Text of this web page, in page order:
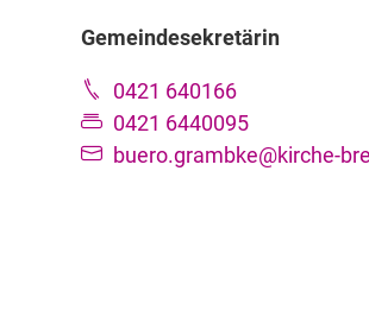
Gemeindesekretärin
0421 640166
0421 6440095
buero.grambke@kirche-